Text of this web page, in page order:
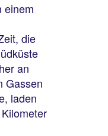
einem
die
an
Gassen
laden